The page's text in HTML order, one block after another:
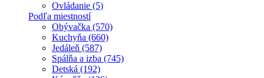
Ovládanie (5)
Podľa miestností
Obývačka (570)
Kuchyňa (660)
Jedáleň (587)
Spálňa a izba (745)
Detská (192)